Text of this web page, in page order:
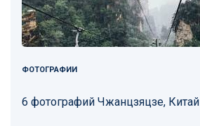
ФОТОГРАФИИ
6 фотографий Чжанцзяцзе, Китай